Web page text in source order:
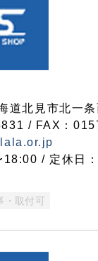
北見市北一条
/ FAX：
/ 定休日
・取付可